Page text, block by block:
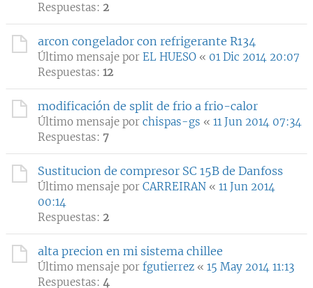
Respuestas: 2
arcon congelador con refrigerante R134
Último mensaje por EL HUESO « 01 Dic 2014 20:07
Respuestas: 12
modificación de split de frio a frio-calor
Último mensaje por chispas-gs « 11 Jun 2014 07:34
Respuestas: 7
Sustitucion de compresor SC 15B de Danfoss
Último mensaje por CARREIRAN « 11 Jun 2014
00:14
Respuestas: 2
alta precion en mi sistema chillee
Último mensaje por fgutierrez « 15 May 2014 11:13
Respuestas: 4